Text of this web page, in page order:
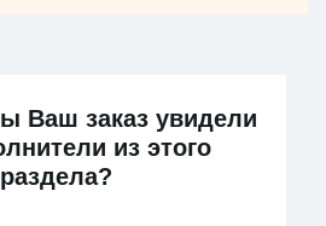
Ваш заказ увидели
из этого
раздела?